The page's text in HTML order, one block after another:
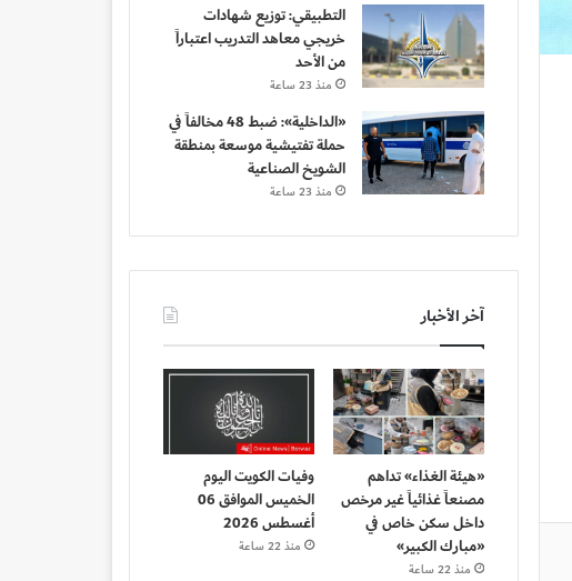
التطبيقي: توزيع شهادات
خريجي معاهد التدريب اعتباراً
من الأحد
منذ 23 ساعة
«الداخلية»: ضبط 48 مخالفاً في
حملة تفتيشية موسعة بمنطقة
الشويخ الصناعية
منذ 23 ساعة
آخر الأخبار
«هيئة الغذاء» تداهم
مصنعاً غذائياً غير مرخص
داخل سكن خاص في
«مبارك الكبير»
منذ 22 ساعة
وفيات الكويت اليوم
الخميس الموافق 06
أغسطس 2026
منذ 22 ساعة